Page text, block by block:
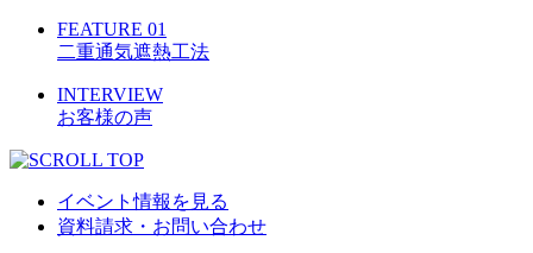
FEATURE 01
二重通気遮熱工法
INTERVIEW
お客様の声
イベント情報を見る
資料請求・お問い合わせ